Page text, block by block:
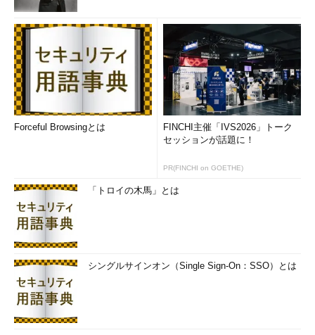
Forceful Browsingとは
FINCHI主催「IVS2026」トーク
セッションが話題に！
PR(FINCHI on GOETHE)
「トロイの木馬」とは
シングルサインオン（Single Sign-On：SSO）とは